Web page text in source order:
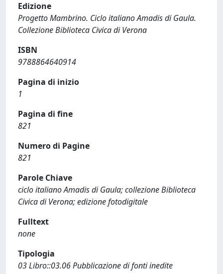
Edizione
Progetto Mambrino. Ciclo italiano Amadis di Gaula.
Collezione Biblioteca Civica di Verona
ISBN
9788864640914
Pagina di inizio
1
Pagina di fine
821
Numero di Pagine
821
Parole Chiave
ciclo italiano Amadis di Gaula; collezione Biblioteca
Civica di Verona; edizione fotodigitale
Fulltext
none
Tipologia
03 Libro::03.06 Pubblicazione di fonti inedite